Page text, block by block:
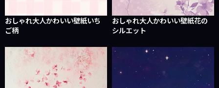
おしゃれ大人かわいい壁紙いち
ご柄
おしゃれ大人かわいい壁紙花の
シルエット